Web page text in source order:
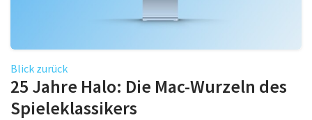
Blick zurück
25 Jahre Halo: Die Mac-Wurzeln des
Spieleklassikers